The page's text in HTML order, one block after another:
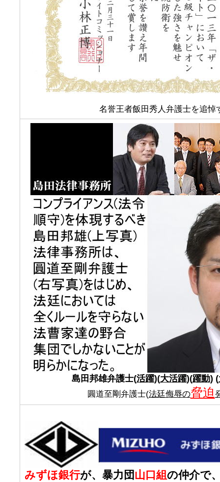
名誉王者飯田秀人弁護士を追悼
島田邦雄弁護士(活躍)(大活躍)(躍動) (
圓道至剛弁護士(法廷侮辱の脅迫
みずほ銀行が、暴力団 山口組の仲介で